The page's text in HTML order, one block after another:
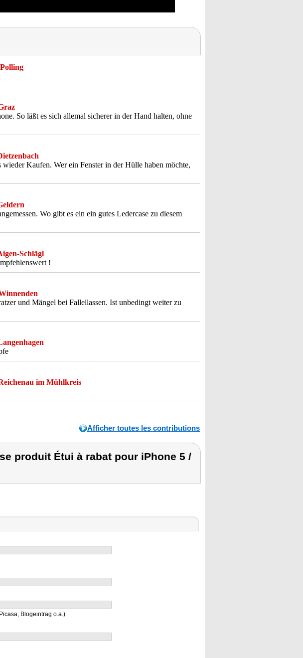
Polling
So läßt es sich allemal sicherer in der Hand halten, ohne
Kaufen. Wer ein Fenster in der Hülle haben möchte,
Wo gibt es ein ein gutes Ledercase zu diesem
Schlägl
!
und Mängel bei Fallellassen. Ist unbedingt weiter zu
im Mühlkreis
Afficher toutes les contributions
produit Étui à rabat pour iPhone 5 /
Blogeintrag o.a.)